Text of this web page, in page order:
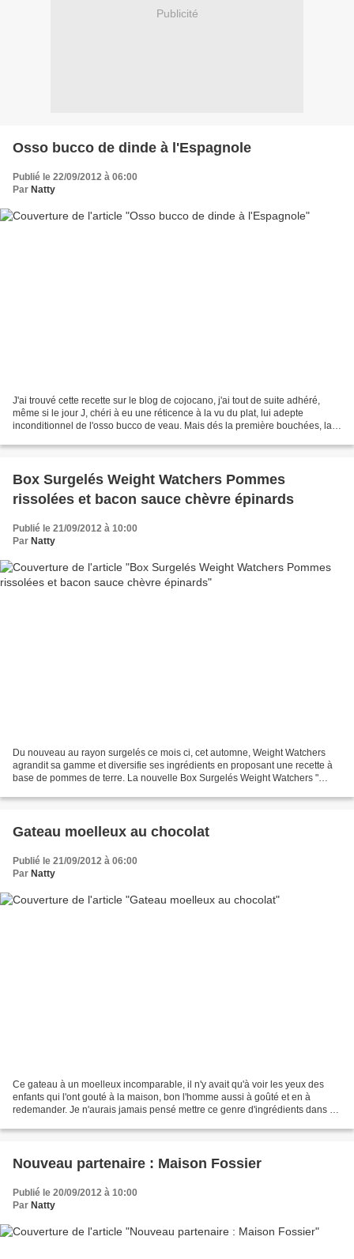
Publicité
Osso bucco de dinde à l'Espagnole
Publié le 22/09/2012 à 06:00
Par Natty
J'ai trouvé cette recette sur le blog de cojocano, j'ai tout de suite adhéré,
même si le jour J, chéri à eu une réticence à la vu du plat, lui adepte
inconditionnel de l'osso bucco de veau. Mais dés la première bouchées, la
Box Surgelés Weight Watchers Pommes
rissolées et bacon sauce chèvre épinards
Publié le 21/09/2012 à 10:00
Par Natty
Du nouveau au rayon surgelés ce mois ci, cet automne, Weight Watchers
agrandit sa gamme et diversifie ses ingrédients en proposant une recette à
base de pommes de terre. La nouvelle Box Surgelés Weight Watchers "
Gateau moelleux au chocolat
Publié le 21/09/2012 à 06:00
Par Natty
Ce gateau à un moelleux incomparable, il n'y avait qu'à voir les yeux des
enfants qui l'ont gouté à la maison, bon l'homme aussi à goûté et en à
redemander. Je n'aurais jamais pensé mettre ce genre d'ingrédients dans un
Nouveau partenaire : Maison Fossier
Publié le 20/09/2012 à 10:00
Par Natty